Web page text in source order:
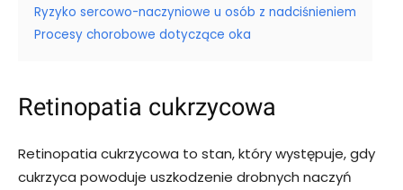
Ryzyko sercowo-naczyniowe u osób z nadciśnieniem
Procesy chorobowe dotyczące oka
Retinopatia cukrzycowa
Retinopatia cukrzycowa to stan, który występuje, gdy
cukrzyca powoduje uszkodzenie drobnych naczyń